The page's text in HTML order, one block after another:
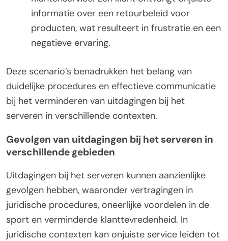
informatie over een retourbeleid voor
producten, wat resulteert in frustratie en een
negatieve ervaring.
Deze scenario’s benadrukken het belang van
duidelijke procedures en effectieve communicatie
bij het verminderen van uitdagingen bij het
serveren in verschillende contexten.
Gevolgen van uitdagingen bij het serveren in
verschillende gebieden
Uitdagingen bij het serveren kunnen aanzienlijke
gevolgen hebben, waaronder vertragingen in
juridische procedures, oneerlijke voordelen in de
sport en verminderde klanttevredenheid. In
juridische contexten kan onjuiste service leiden tot